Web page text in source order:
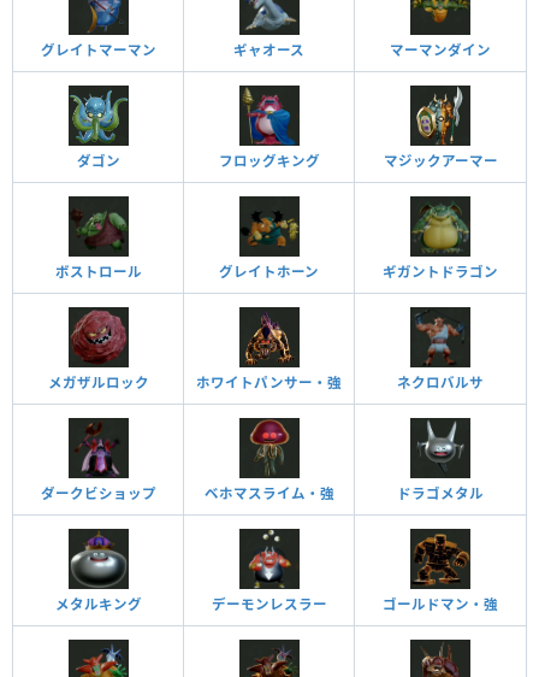
グレイトマーマン ギャオース マーマンダイン
ダゴン フロッグキング マジックアーマー
ボストロール グレイトホーン ギガントドラゴン
メガザルロック ホワイトパンサー・強 ネクロバルサ
ダークビショップ ベホマスライム・強 ドラゴメタル
メタルキング デーモンレスラー ゴールドマン・強